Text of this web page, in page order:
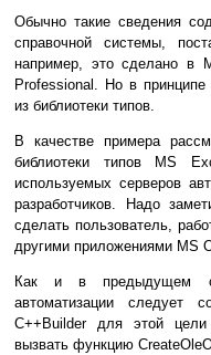
Обычно такие сведения
справочной системы,
например, это сделано в
Professional. Но в
из библиотеки типов.
В качестве примера
библиотеки типов MS
используемых серверов
разработчиков. Надо
сделать пользователь,
другими приложениями MS
Как и в предыдущем
автоматизации следует
C++Builder для этой
вызвать функцию